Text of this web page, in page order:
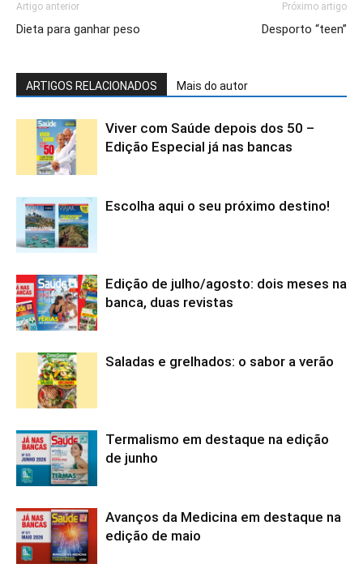
Artigo anterior
Dieta para ganhar peso
Próximo artigo
Desporto “teen”
ARTIGOS RELACIONADOS Mais do autor
Viver com Saúde depois dos 50 –
Edição Especial já nas bancas
Escolha aqui o seu próximo destino!
Edição de julho/agosto: dois meses na
banca, duas revistas
Saladas e grelhados: o sabor a verão
Termalismo em destaque na edição
de junho
Avanços da Medicina em destaque na
edição de maio